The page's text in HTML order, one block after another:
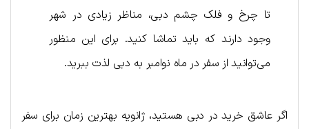
تا چرخ و فلک چشم دبی، مناظر زیادی در شهر
وجود دارند که باید تماشا کنید. برای این منظور
می‌توانید از سفر در ماه نوامبر به دبی لذت ببرید.
اگر عاشق خرید در دبی هستید، ژانویه بهترین زمان برای سفر